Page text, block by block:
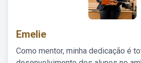
Emelie
Como mentor, minha dedicação é